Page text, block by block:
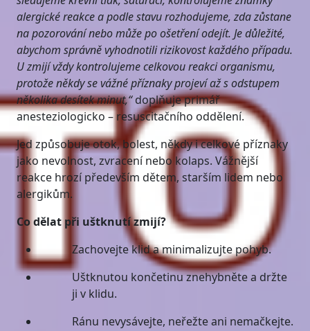
alergické reakce a podle stavu rozhodujeme,zda zůstane
na pozorování nebo může po ošetření odejít. Je důležité,
abychom správně vyhodnotili rizikovost každého případu.
U zmijí vždy kontrolujeme celkovou reakci organismu,
protože někdy se vážné příznaky projeví až s odstupem
několika desítek minut,“doplňuje primář
anesteziologicko – resuscitačního oddělení.
Jed způsobuje otok, bolest, někdy i celkové příznaky
jako nevolnost, zvracení nebo kolaps. Vážnější
reakce hrozí především dětem, starším lidem nebo
alergikům.
Co dělat při uštknutí zmijí?
Zachovejte klid a minimalizujte pohyb.
Uštknutou končetinu znehybněte a držte
ji v klidu.
Ránu nevysávejte, neřežte ani nemačkejte.